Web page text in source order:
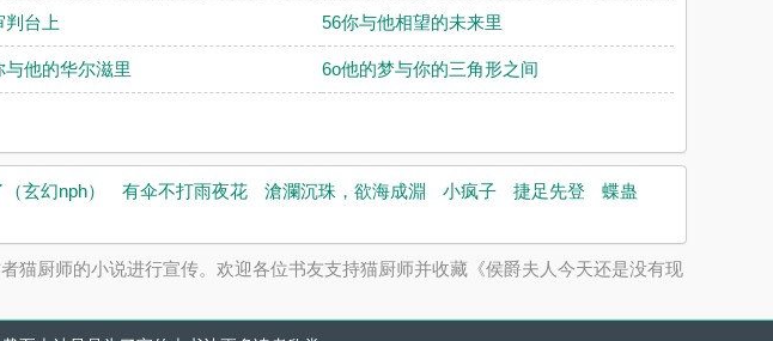
判台上 56你与他相望的未来里
与他的华尔滋里 6o他的梦与你的三角形之间
玄幻nph） 有伞不打雨夜花 滄瀾沉珠，欲海成淵 小疯子 捷足先登
蝶蛊
猫厨师的小说进行宣传。欢迎各位书友支持猫厨师并收藏《侯爵夫人今天还是没有现